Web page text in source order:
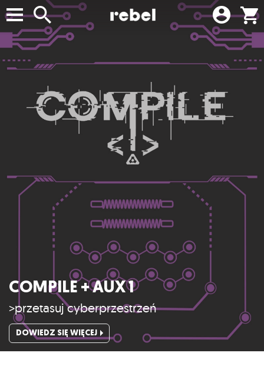
COMPILE + AUX 1
>przetasuj cyberprzestrzeń
DOWIEDZ SIĘ WIĘCEJ